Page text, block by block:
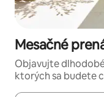
Mesačné
Objavujte
ktorých sa budete